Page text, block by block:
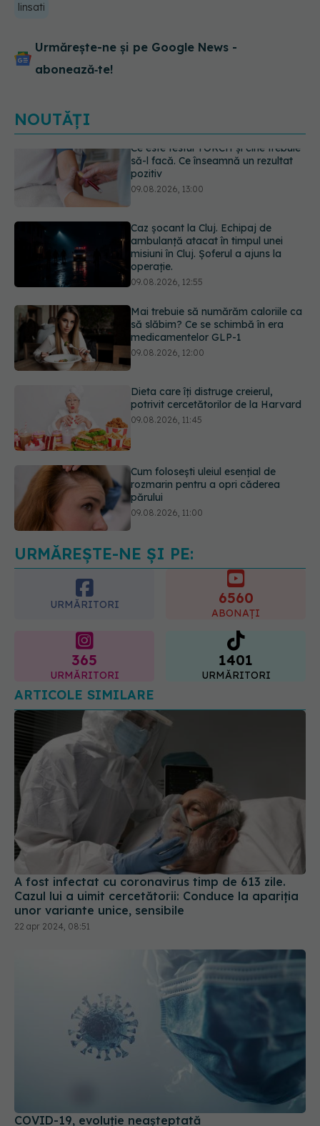
linsati
Urmărește-ne și pe Google News -
abonează‑te!
NOUTĂȚI
Caz șocant la Cluj. Echipaj de
ambulanță atacat în timpul unei
misiuni în Cluj. Șoferul a ajuns la
09.08.2026, 12:55
Mai trebuie să numărăm caloriile ca
să slăbim? Ce se schimbă în era
medicamentelor GLP-1
Dieta care îți distruge creierul,
Cum folosești uleiul esențial de
rozmarin pentru a opri căderea
Ce este testul TORCH și cine trebuie
să-l facă. Ce înseamnă un rezultat
pozitiv
URMĂREȘTE-NE ȘI PE:
URMĂRITORI 6560
ABONAȚI
365
URMĂRITORI
1401
URMĂRITORI
ARTICOLE SIMILARE
A fost infectat cu coronavirus timp de 613 zile.
Cazul lui a uimit cercetătorii: Conduce la apariția
unor variante unice, sensibile
22 apr 2024, 08:51
COVID-19, evoluție neașteptată